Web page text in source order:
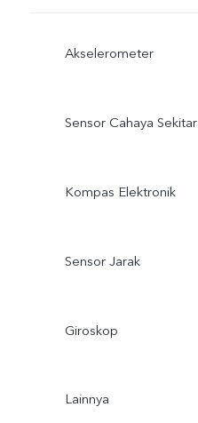
Akselerometer
Sensor Cahaya Sekitar
Kompas Elektronik
Sensor Jarak
Giroskop
Lainnya